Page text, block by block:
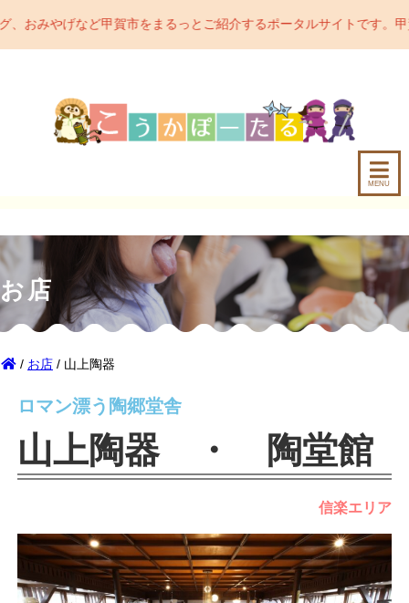
をまるっとご紹介するポータルサイトです。甲賀市の魅力をど
MENU
お店
/ お店 / 山上陶器
ロマン漂う陶郷堂舎
山上陶器 ・ 陶堂館
信楽エリア